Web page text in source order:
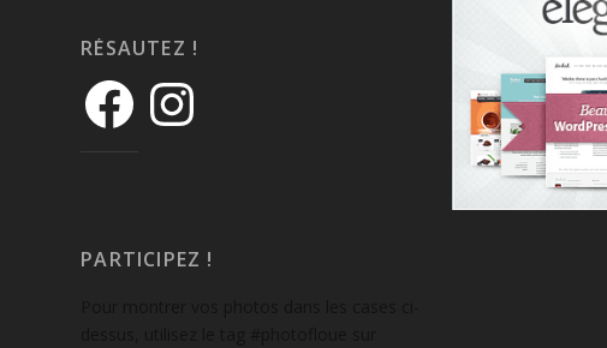
RÉSAUTEZ !
PARTICIPEZ !